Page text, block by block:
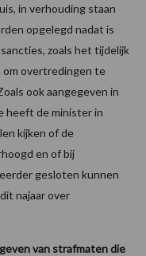
in verhouding staan
opgelegd nadat is
zoals het tijdelijk
om overtredingen te
ook aangegeven in
heeft de minister in
kijken of de
en of bij
gesloten kunnen
najaar over
van strafmaten die